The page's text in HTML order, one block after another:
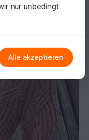
nur unbedingt
Alle akzeptieren